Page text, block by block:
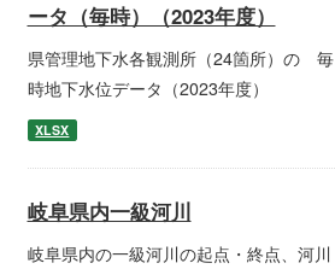
ータ（毎時）（2023年度）
県管理地下水各観測所（24箇所）の 毎
時地下水位データ（2023年度）
XLSX
岐阜県内一級河川
岐阜県内の一級河川の起点・終点、河川